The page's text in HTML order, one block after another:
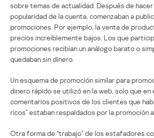
sobre temas de actualidad. Después de
popularidad de la cuenta, comenzaban a
promociones. Por ejemplo, la venta de
precios increíblemente bajos. Los que
promociones recibían un análogo barato o
quedaban sin dinero.
Un esquema de promoción similar para
dinero rápido se utilizó en la web, solo que en
comentarios positivos de los clientes que
ricos” estaban respaldados por la promoción
Otra forma de “trabajo” de los estafadores